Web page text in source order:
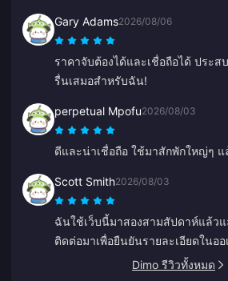
Gary Adams2026/08/06
ราคาจับต้องได้และเชื่อถือได้ ประ
รื่นเสมอสำหรับฉัน!
perpetual Mpofu2026/08/03
ดีและน่าเชื่อถือ ใช้มาสักพักใหญ่ๆ แ
Scott Smith2026/08/03
ฉันใช้เว็บนี้มาสองสามสัปดาห์แล้ว
ติดต่อมาเพื่อยืนยันรายละเอียดในอ
ติดต่อง่าย แถมเจ้าหน้าที่ฝ่ายสนับส
Dimo รีวิวทั้งหมด